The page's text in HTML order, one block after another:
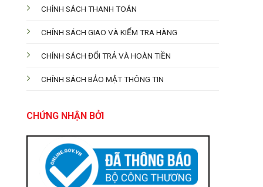
CHÍNH SÁCH THANH TOÁN
CHÍNH SÁCH GIAO VÀ KIỂM TRA HÀNG
CHÍNH SÁCH ĐỔI TRẢ VÀ HOÀN TIỀN
CHÍNH SÁCH BẢO MẬT THÔNG TIN
CHỨNG NHẬN BỞI